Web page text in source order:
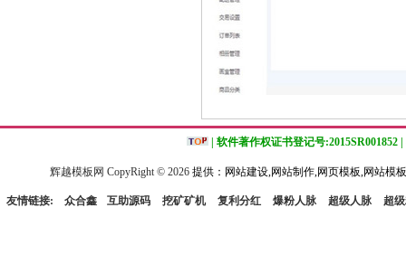
| 软件著作权证书登记号:2015SR001852
辉越模板网 CopyRight ©2026 提供：网站建设,网站制作,网页模板,网站模
友情链接: 众合鑫 互助源码 挖矿矿机 复利分红 爆粉人脉 超级人脉 超